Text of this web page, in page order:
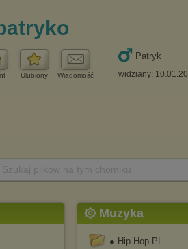
Ulubiony Wiadomość
Patryk
widziany:
۞ Muzyka
● Hip Hop PL